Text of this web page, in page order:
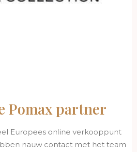
Pomax partner
Europees online verkooppunt
nauw contact met het team